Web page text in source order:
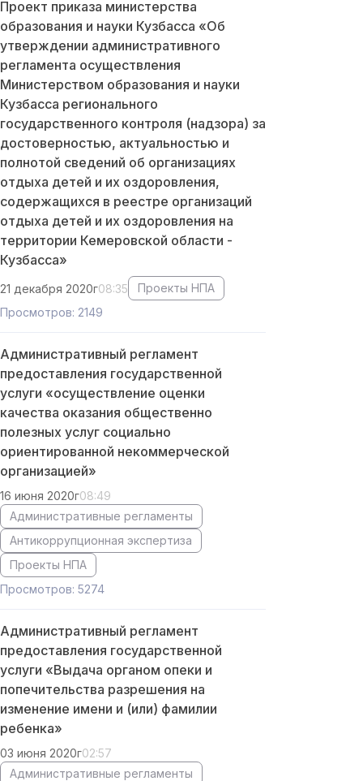
Проект приказа министерства
образования и науки Кузбасса «Об
утверждении административного
регламента осуществления
Министерством образования и науки
Кузбасса регионального
государственного контроля (надзора) за
достоверностью, актуальностью и
полнотой сведений об организациях
отдыха детей и их оздоровления,
содержащихся в реестре организаций
отдыха детей и их оздоровления на
территории Кемеровской области -
Кузбасса»
21 декабря 2020г08:35
Проекты НПА
Просмотров: 2149
Административный регламент
предоставления государственной
услуги «осуществление оценки
качества оказания общественно
полезных услуг социально
ориентированной некоммерческой
организацией»
16 июня 2020г08:49
Административные регламенты
Антикоррупционная экспертиза
Проекты НПА
Просмотров: 5274
Административный регламент
предоставления государственной
услуги «Выдача органом опеки и
попечительства разрешения на
изменение имени и (или) фамилии
ребенка»
03 июня 2020г02:57
Административные регламенты